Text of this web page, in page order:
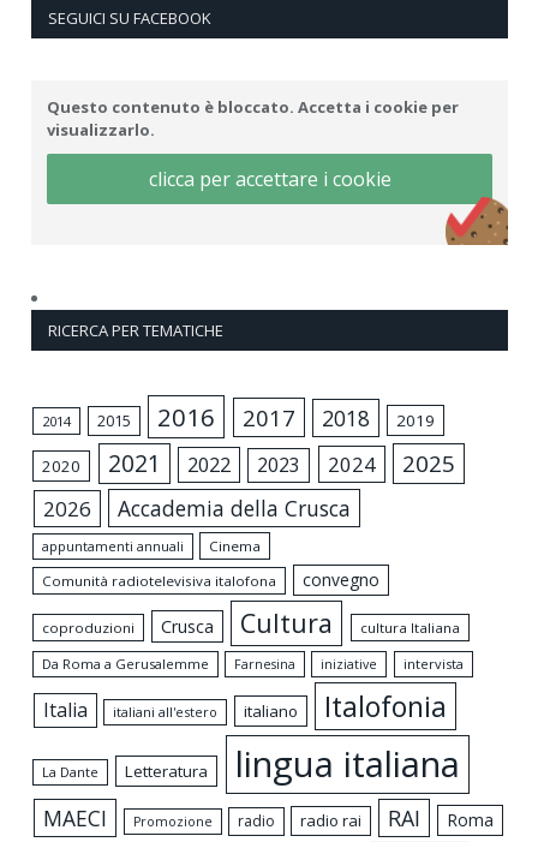
SEGUICI SU FACEBOOK
Questo contenuto è bloccato. Accetta i cookie per
visualizzarlo.
clicca per accettare i cookie
RICERCA PER TEMATICHE
2014 2015 2016 2017 2018 2019
2020 2021 2022 2023 2024 2025
2026 Accademia della Crusca
appuntamenti annuali
Cinema
Comunità radiotelevisiva italofona
convegno
coproduzioni Crusca Cultura
cultura Italiana
Da Roma a Gerusalemme
Farnesina iniziative intervista
Italia italiani all'estero italiano Italofonia
La Dante Letteratura lingua italiana
MAECI Promozione radio radio rai RAI
Roma